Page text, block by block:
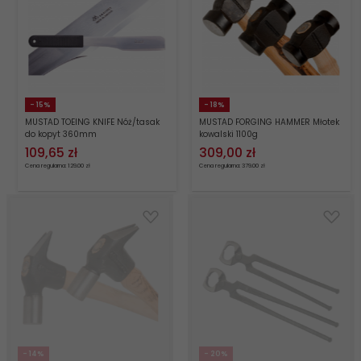
- 15%
MUSTAD TOEING KNIFE Nóż/tasak
do kopyt 360mm
109,65 zł
Cena regularna: 129.00 zł
- 18%
MUSTAD FORGING HAMMER Młotek
kowalski 1100g
309,00 zł
Cena regularna: 379.00 zł
- 14% - 20%